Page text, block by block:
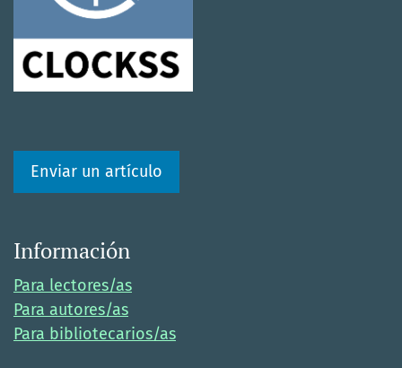
Enviar un artículo
Información
Para lectores/as
Para autores/as
Para bibliotecarios/as